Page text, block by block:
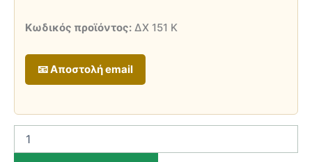
Κωδικός προϊόντος: ΔΧ 151 Κ
📧 Αποστολή email
ΓΥΝΑΙΚΕΙΟ